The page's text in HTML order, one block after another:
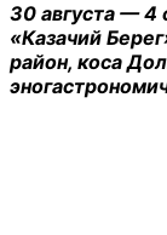
30 августа — 4
«Казачий
район, коса